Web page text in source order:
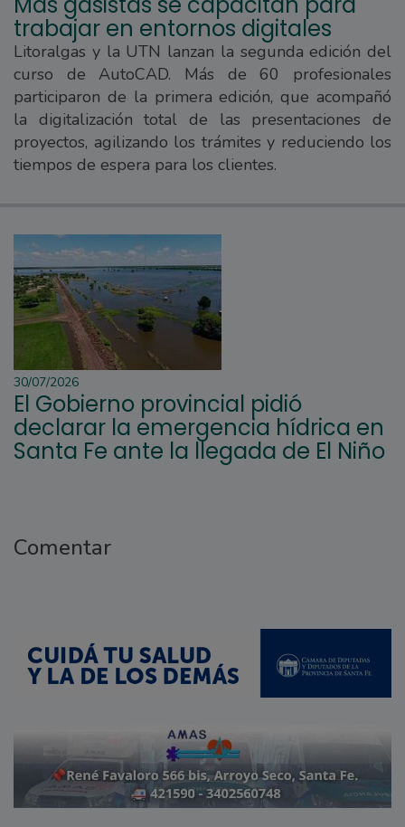
trabajar en entornos digitales
Litoralgas y la UTN lanzan la segunda edición del
curso de AutoCAD. Más de 60 profesionales
participaron de la primera edición, que acompañó
la digitalización total de las presentaciones de
proyectos, agilizando los trámites y reduciendo los
tiempos de espera para los clientes.
30/07/2026
El Gobierno provincial pidió
declarar la emergencia hídrica en
Santa Fe ante la llegada de El Niño
Comentar